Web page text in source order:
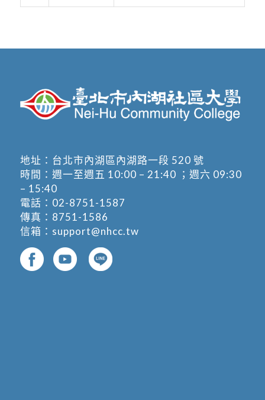
地址： 台北市內湖區內湖路一段 520 號
時間：週一至週五 10:00 – 21:40 ；週六 09:30
– 15:40
電話： 02-8751-1587
傳真：8751-1586
信箱： support@nhcc.tw